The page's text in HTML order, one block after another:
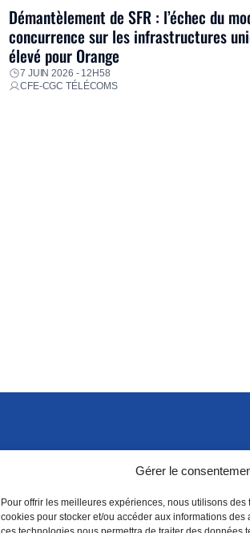
Gérer le
Pour offrir les meilleures expériences, nous utilisons
cookies pour stocker et/ou accéder aux informations
Démantèlement de SFR : l’échec du
concurrence sur les infrastructures
élevé pour Orange
7 JUIN 2026 - 12H58
CFE-CGC TÉLÉCOMS